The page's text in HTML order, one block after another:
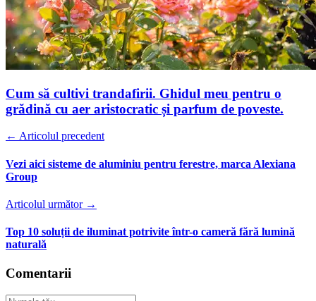
Cum să cultivi trandafirii. Ghidul meu pentru o
grădină cu aer aristocratic și parfum de poveste.
← Articolul precedent
Vezi aici sisteme de aluminiu pentru ferestre, marca Alexiana
Group
Articolul următor →
Top 10 soluții de iluminat potrivite într-o cameră fără lumină
naturală
Comentarii